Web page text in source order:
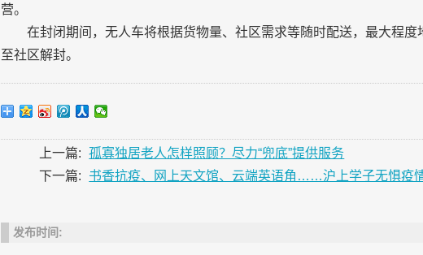
营。
在封闭期间，无人车将根据货物量、社区需求等随时配送，最大程
至社区解封。
上一篇:
孤寡独居老人怎样照顾？尽力“兜底”提供服务
下一篇:
书香抗疫、网上天文馆、云端英语角……沪上学子无惧疫
发布时间: